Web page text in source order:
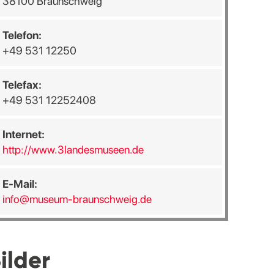
Telefon:
+49 531 12250
Telefax:
+49 531 12252408
Internet:
http://www.3landesmuseen.de
E-Mail:
info@museum-braunschweig.de